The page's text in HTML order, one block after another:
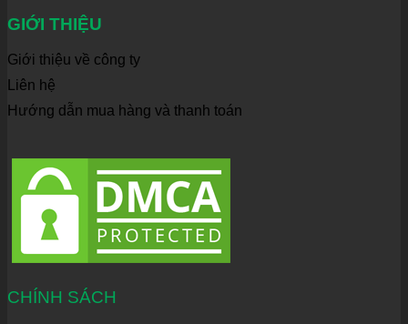
GIỚI THIỆU
Giới thiệu về công ty
Liên hệ
Hướng dẫn mua hàng và thanh toán
CHÍNH SÁCH